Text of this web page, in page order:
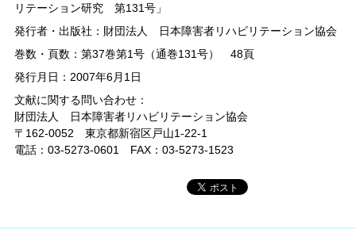
リテーション研究 第131号」
発行者・出版社：財団法人 日本障害者リハビリテーション協会
巻数・頁数：第37巻第1号（通巻131号） 48頁
発行月日：2007年6月1日
文献に関する問い合わせ：
財団法人 日本障害者リハビリテーション協会
〒162-0052 東京都新宿区戸山1-22-1
電話：03-5273-0601 FAX：03-5273-1523